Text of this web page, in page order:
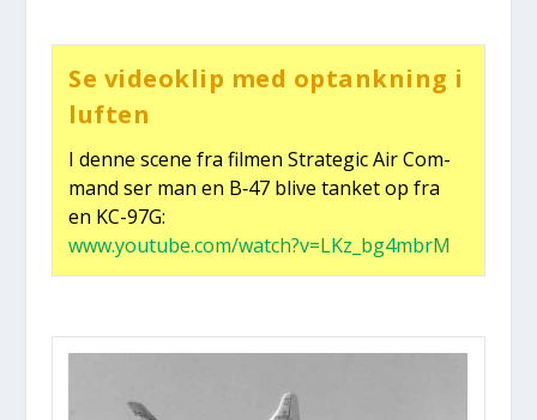
Se videoklip med optank­ning i
luf­ten
I den­ne sce­ne fra fil­men Stra­te­gic Air Com­
mand ser man en B‑47 bli­ve tan­ket op fra
en KC-97G:
www.youtube.com/watch?v=LKz_bg4mbrM